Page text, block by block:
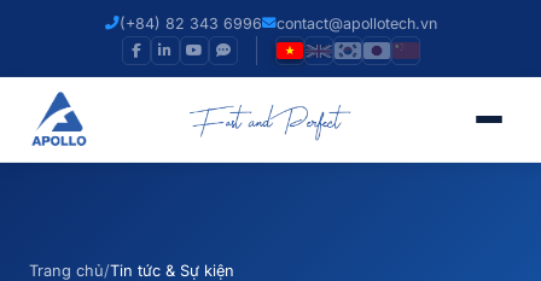
(+84) 82 343 6996 contact@apollotech.vn
Trang chủ/Tin tức & Sự kiện